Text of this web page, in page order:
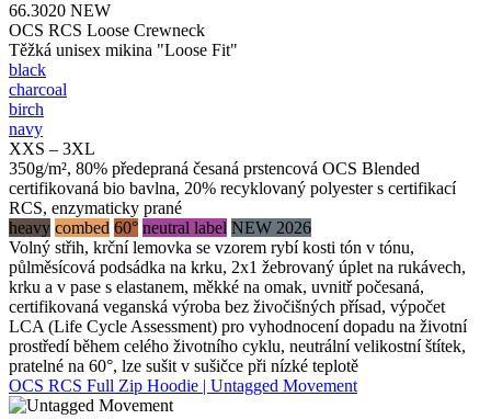
66.3020 NEW
OCS RCS Loose Crewneck
Těžká unisex mikina "Loose Fit"
black
charcoal
birch
navy
XXS – 3XL
350g/m², 80% předepraná česaná prstencová OCS Blended
certifikovaná bio bavlna, 20% recyklovaný polyester s certifikací
RCS, enzymaticky prané
heavy combed 60° neutral label NEW 2026
Volný střih, krční lemovka se vzorem rybí kosti tón v tónu,
půlměsícová podsádka na krku, 2x1 žebrovaný úplet na rukávech,
krku a v pase s elastanem, měkké na omak, uvnitř počesaná,
certifikovaná veganská výroba bez živočišných přísad, výpočet
LCA (Life Cycle Assessment) pro vyhodnocení dopadu na životní
prostředí během celého životního cyklu, neutrální velikostní štítek,
pratelné na 60°, lze sušit v sušičce při nízké teplotě
OCS RCS Full Zip Hoodie | Untagged Movement